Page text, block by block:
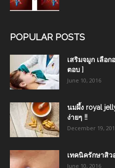
POPULAR POSTS
เสริมจมูก เลือ
ตอบ ]
June 10, 2016
นมผึ้ง royal
ง่ายๆ !!
December 19,
เทคนิครักษาสิว
June 10, 2016